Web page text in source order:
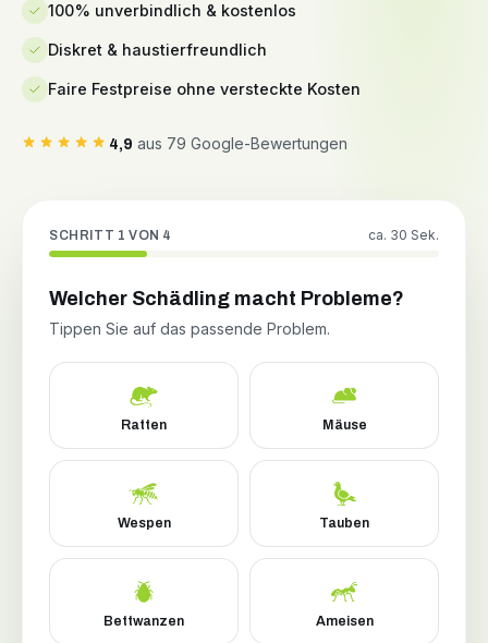
100% unverbindlich & kostenlos
Diskret & haustierfreundlich
Faire Festpreise ohne versteckte Kosten
4,9 aus 79 Google-Bewertungen
SCHRITT 1 VON 4 ca. 30 Sek.
Welcher Schädling macht Probleme?
Tippen Sie auf das passende Problem.
Ratten Mäuse
Wespen Tauben
Bettwanzen Ameisen